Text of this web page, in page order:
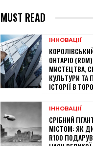
MUST READ
ІННОВАЦІЇ
ОНТАРІО
МИСТЕЦТВА,
КУЛЬТУРИ ТА
ІСТОРІЇ В
ІННОВАЦІЇ
СРІБНИЙ
МІСТОМ: ЯК
R100